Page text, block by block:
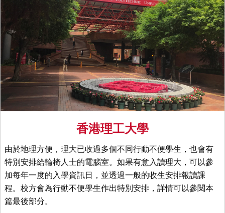
香港理工大學
由於地理方便，理大已收過多個不同行動不便學生，也會有
特別安排給輪椅人士的電腦室。如果有意入讀理大，可以參
加每年一度的入學資訊日，並透過一般的收生安排報讀課
程。校方會為行動不便學生作出特別安排，詳情可以參閱本
篇最後部分。